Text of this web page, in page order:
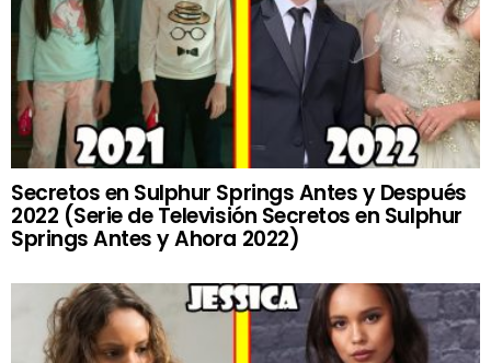
Secretos en Sulphur Springs Antes y Después
2022 (Serie de Televisión Secretos en Sulphur
Springs Antes y Ahora 2022)